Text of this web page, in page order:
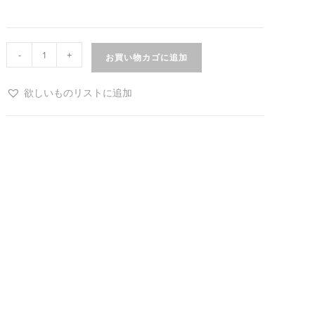
- + お買い物カゴに追加
欲しいものリストに追加